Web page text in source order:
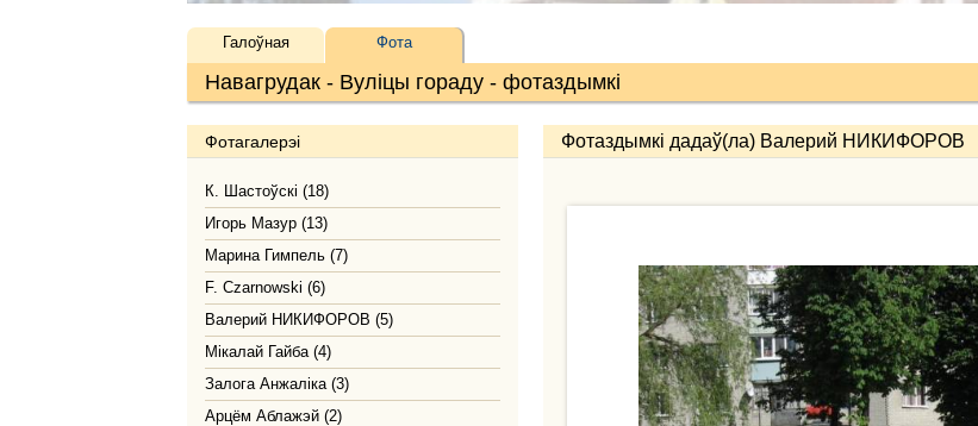
Навагрудак - Вуліцы гораду - фотаздымкі
Галоўная Фота
Фотагалерэі
К. Шастоўскі (18)
Игорь Мазур (13)
Марина Гимпель (7)
F. Czarnowski (6)
Валерий НИКИФОРОВ (5)
Мікалай Гайба (4)
Залога Анжаліка (3)
Арцём Аблажэй (2)
Фотаздымкі дадаў(ла) Валерий НИКИФОРОВ